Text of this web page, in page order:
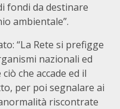
fondi da destinare
ambientale”.
“La Rete si prefigge
nazionali ed
che accade ed il
per poi segnalare ai
riscontrate